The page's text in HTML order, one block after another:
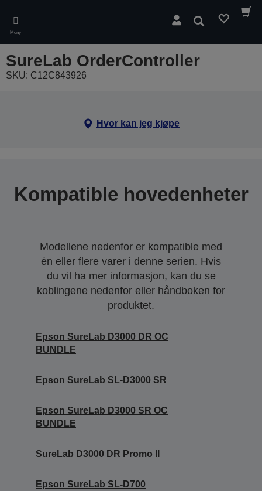
main
content
Meny
Søk
SureLab OrderController
SKU: C12C843926
Hvor kan jeg kjøpe
Kompatible hovedenheter
Modellene nedenfor er kompatible med
én eller flere varer i denne serien. Hvis
du vil ha mer informasjon, kan du se
koblingene nedenfor eller håndboken for
produktet.
Epson SureLab D3000 DR OC
BUNDLE
Epson SureLab SL-D3000 SR
Epson SureLab D3000 SR OC
BUNDLE
SureLab D3000 DR Promo II
Epson SureLab SL-D700